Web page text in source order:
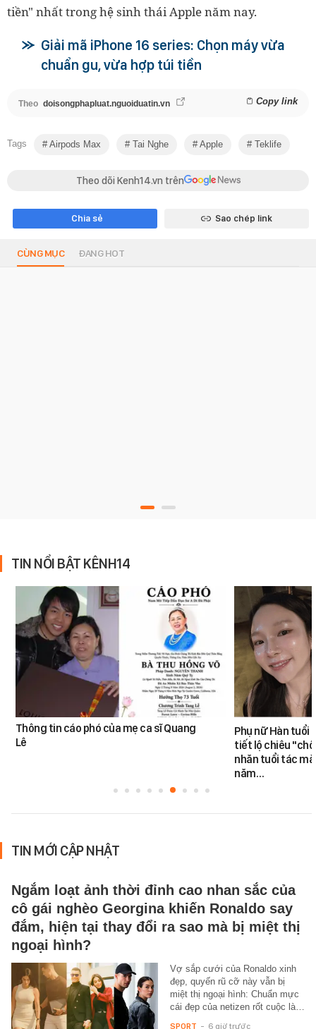
tiền" nhất trong hệ sinh thái Apple năm nay.
Giải mã iPhone 16 series: Chọn máy vừa
chuẩn gu, vừa hợp túi tiền
Theo doisongphapluat.nguoiduatin.vn Copy link
Tags Airpods Max Tai Nghe Apple Teklife
Theo dõi Kenh14.vn trên
Chia sẻ Sao chép link
CÙNG MỤC ĐANG HOT
TIN NỔI BẬT KÊNH14
Thông tin cáo phó của mẹ ca sĩ Quang
Lê
Phụ nữ Hàn tuổi
tiết lộ chiêu
nhăn tuổi tác
năm…
TIN MỚI CẬP NHẬT
Ngắm loạt ảnh thời đỉnh cao nhan sắc của
cô gái nghèo Georgina khiến Ronaldo say
đắm, hiện tại thay đổi ra sao mà bị miệt thị
ngoại hình?
Vợ sắp cưới của Ronaldo xinh
đẹp, quyến rũ cỡ này vẫn bị
miệt thị ngoại hình: Chuẩn mực
cái đẹp của netizen rốt cuộc là…
SPORT - 6 giờ trước